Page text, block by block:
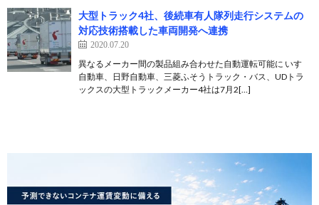
大型トラック4社、後続車有人隊列走行システムの
対応技術搭載した車両開発へ連携
2020.07.20
異なるメーカー間の製品組み合わせた自動運転可能に いすゞ
自動車、日野自動車、三菱ふそうトラック・バス、UDトラ
ックスの大型トラックメーカー4社は7月2[…]